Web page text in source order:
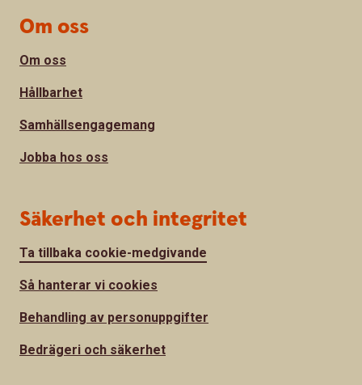
Om oss
Om oss
Hållbarhet
Samhällsengagemang
Jobba hos oss
Säkerhet och integritet
Ta tillbaka cookie-medgivande
Så hanterar vi cookies
Behandling av personuppgifter
Bedrägeri och säkerhet